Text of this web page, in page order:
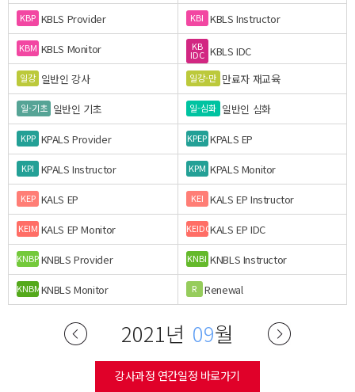
KBP KBLS Provider KBI KBLS Instructor
KBM KBLS Monitor KB
IDC KBLS IDC
일강 일반인 강사 일강-만 만료자 재교육
일-기초 일반인 기초 일-심화 일반인 심화
KPP KPALS Provider KPEP KPALS EP
KPI KPALS Instructor KPM KPALS Monitor
KEP KALS EP KEI KALS EP Instructor
KEIM KALS EP Monitor KEIDCKALS EP IDC
KNBPKNBLS Provider KNBI KNBLS Instructor
KNBMKNBLS Monitor R Renewal
2021년 09월
강사과정 연간일정 바로가기